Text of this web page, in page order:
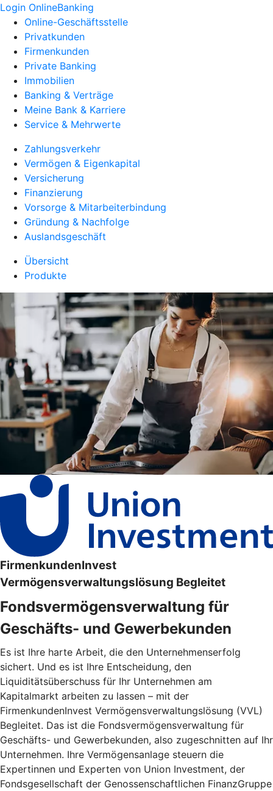
Login OnlineBanking
Online-Geschäftsstelle
Privatkunden
Firmenkunden
Private Banking
Immobilien
Banking & Verträge
Meine Bank & Karriere
Service & Mehrwerte
Zahlungsverkehr
Vermögen & Eigenkapital
Versicherung
Finanzierung
Vorsorge & Mitarbeiterbindung
Gründung & Nachfolge
Auslandsgeschäft
Übersicht
Produkte
FirmenkundenInvest
Vermögensverwaltungslösung Begleitet
Fondsvermögensverwaltung für
Geschäfts- und Gewerbekunden
Es ist Ihre harte Arbeit, die den Unternehmenserfolg
sichert. Und es ist Ihre Entscheidung, den
Liquiditätsüberschuss für Ihr Unternehmen am
Kapitalmarkt arbeiten zu lassen – mit der
FirmenkundenInvest Vermögensverwaltungslösung (VVL)
Begleitet. Das ist die Fondsvermögensverwaltung für
Geschäfts- und Gewerbekunden, also zugeschnitten auf Ihr
Unternehmen. Ihre Vermögensanlage steuern die
Expertinnen und Experten von Union Investment, der
Fondsgesellschaft der Genossenschaftlichen FinanzGruppe